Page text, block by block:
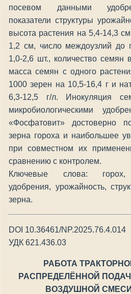
посевом данными
показатели структуры
высота растения на 5,4-14,3
1,2 см, число междоузлий до
1,0-2,6 шт., количество семян
масса семян с одного
1000 зерен на 10,5-16,4 г и
6,3-12,5 г/л. Инокуляция
микробиологическими
«Фосфатовит» достоверно
зерна гороха и наибольшее
при совместном их
сравнению с контролем.
Ключевые слова: горох,
удобрения, урожайность,
зерна.
DOI 10.36461/NP.2025.76.4.014
УДК 621.436.03
РАБОТА
РАСПРЕДЕЛЁННОЙ
ВОЗДУШНОЙ